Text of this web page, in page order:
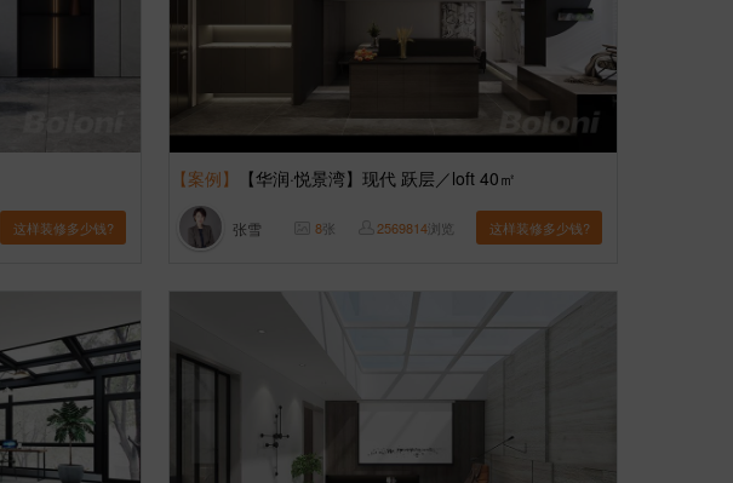
这样装修多少钱?
【案例】 【华润·悦景湾】现代 跃层／loft 40㎡
张雪 8张 2569814浏览 这样装修多少钱?